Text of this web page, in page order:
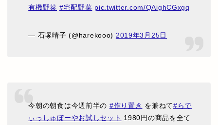
有機野菜 #宅配野菜 pic.twitter.com/QAighCGxgq
— 石塚晴子 (@harekooo) 2019年3月25日
今朝の朝食は今週前半の #作り置き を兼ねて#らで
ぃっしゅぼーやお試しセット 1980円の商品を全て